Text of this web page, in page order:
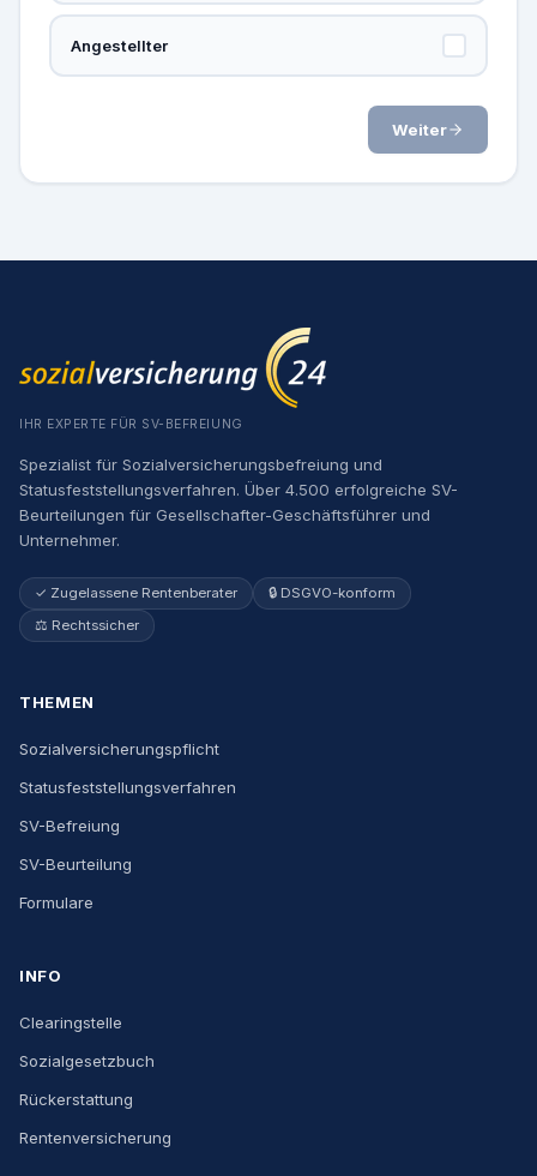
Angestellter
Weiter
IHR EXPERTE FÜR SV-BEFREIUNG
Spezialist für Sozialversicherungsbefreiung und
Statusfeststellungsverfahren. Über 4.500 erfolgreiche SV-
Beurteilungen für Gesellschafter-Geschäftsführer und
Unternehmer.
✓ Zugelassene Rentenberater
🔒 DSGVO-konform
⚖️ Rechtssicher
THEMEN
Sozialversicherungspflicht
Statusfeststellungsverfahren
SV-Befreiung
SV-Beurteilung
Formulare
INFO
Clearingstelle
Sozialgesetzbuch
Rückerstattung
Rentenversicherung